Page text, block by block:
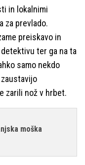
in lokalnimi
za prevlado.
preiskavo in
ter ga na ta
samo nekdo
zarili nož v hrbet.
moška